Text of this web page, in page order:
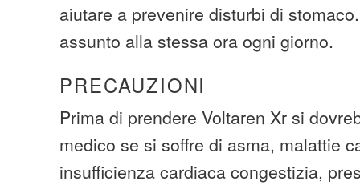
aiutare a prevenire disturbi di
assunto alla stessa ora ogni giorno.
PRECAUZIONI
Prima di prendere Voltaren Xr si
medico se si soffre di asma, malattie
insufficienza cardiaca congestizia,